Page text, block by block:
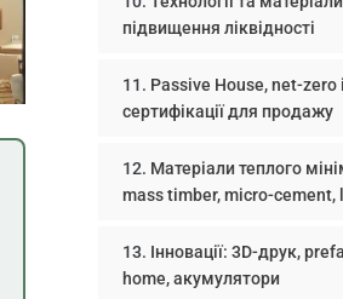
підвищення ліквідності
Passive House, net-zero і
сертифікації для продажу
Матеріали теплого
mass timber, micro-cement,
Інновації: 3D-друк,
home, акумулятори